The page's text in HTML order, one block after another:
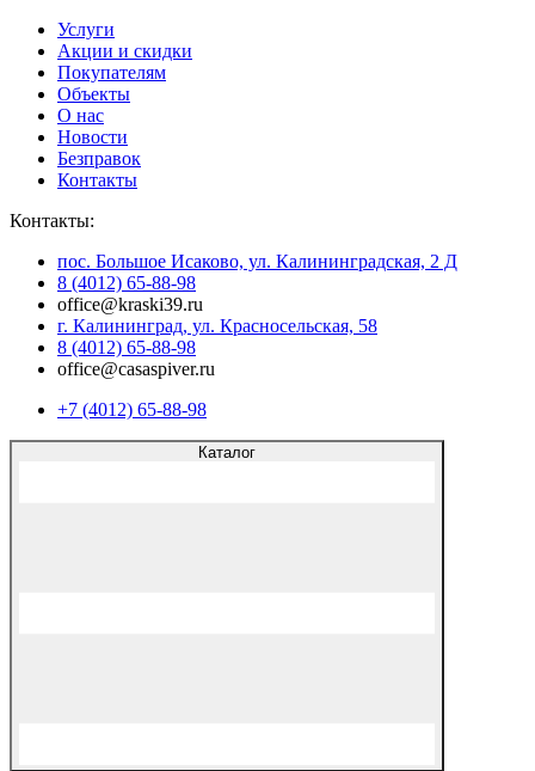
Услуги
Акции и скидки
Покупателям
Объекты
О нас
Новости
Безправок
Контакты
Контакты:
пос. Большое Исаково, ул. Калининградская, 2 Д
8 (4012) 65-88-98
office@kraski39.ru
г. Калининград, ул. Красносельская, 58
8 (4012) 65-88-98
office@casaspiver.ru
+7 (4012) 65-88-98
Каталог